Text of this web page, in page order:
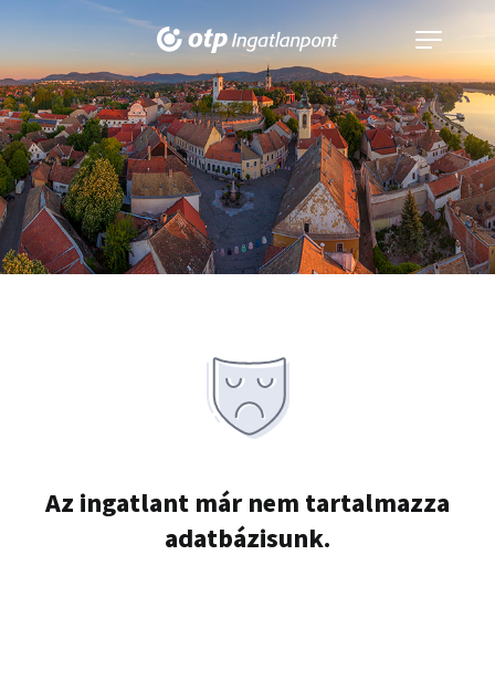
Navigáció
kinyitása
Az ingatlant már nem tartalmazza
adatbázisunk.